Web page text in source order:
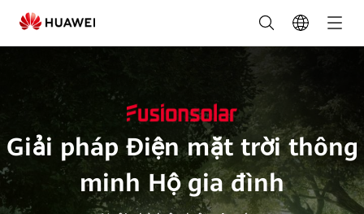
Giải
pháp
mặt
trời
thông
minh
Giải pháp Điện mặt trời thông
minh Hộ gia đình